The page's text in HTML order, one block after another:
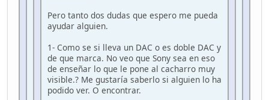
Pero tanto dos dudas que espero me pueda
ayudar alguien.
1- Como se si lleva un DAC o es doble DAC y
de que marca. No veo que Sony sea en eso
de enseñar lo que le pone al cacharro muy
visible.? Me gustaría saberlo si alguien lo ha
podido ver. O encontrar.